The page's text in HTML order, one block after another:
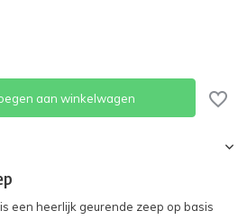
aan winkelwagen
een heerlijk geurende zeep op basis